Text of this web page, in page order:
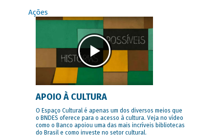
Ações
APOIO À CULTURA
O Espaço Cultural é apenas um dos diversos meios que
o BNDES oferece para o acesso à cultura. Veja no vídeo
como o Banco apoiou uma das mais incríveis bibliotecas
do Brasil e como investe no setor cultural.